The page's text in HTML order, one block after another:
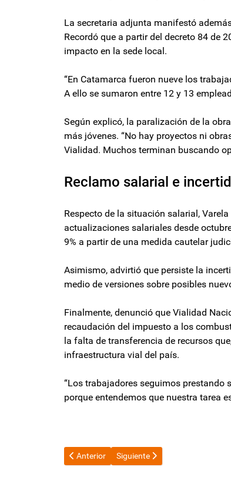
La secretaria adjunta manifestó
Recordó que a partir del decreto 84 de
impacto en la sede local.
“En Catamarca fueron nueve los
A ello se sumaron entre 12 y 13
Según explicó, la paralización de la
más jóvenes. “No hay proyectos ni
Vialidad. Muchos terminan buscando
Reclamo salarial e
Respecto de la situación salarial,
actualizaciones salariales desde
9% a partir de una medida cautelar
Asimismo, advirtió que persiste la
medio de versiones sobre posibles
Finalmente, denunció que Vialidad
recaudación del impuesto a los
la falta de transferencia de recursos
infraestructura vial del país.
“Los trabajadores seguimos prestando
porque entendemos que nuestra tarea
Artículo anterior: Falta de cumplimiento de
Anterior Artículo siguiente: Victoria
Siguiente